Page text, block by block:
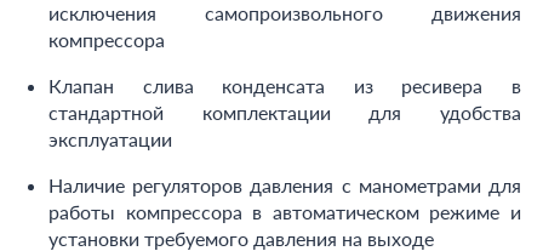
исключения самопроизвольного движения
компрессора
Клапан слива конденсата из ресивера в
стандартной комплектации для удобства
эксплуатации
Наличие регуляторов давления с манометрами для
работы компрессора в автоматическом режиме и
установки требуемого давления на выходе